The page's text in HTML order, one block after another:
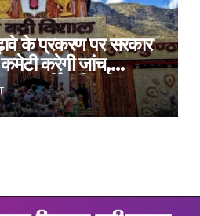
के प्रकरण पर सरकार
करेगी जांच,
कार्मिक निलंबित